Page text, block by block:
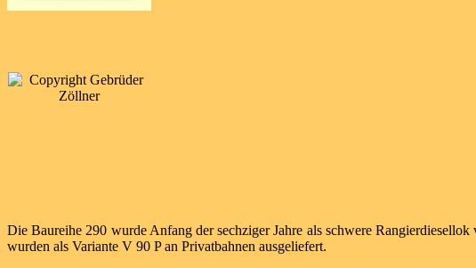
Die Baureihe 290 wurde Anfang der sechziger Jahre als schwere
wurden als Variante V 90 P an Privatbahnen ausgeliefert.